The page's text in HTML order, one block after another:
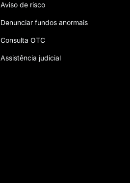
Aviso de risco
Denunciar fundos anormais
Consulta OTC
Assistência judicial